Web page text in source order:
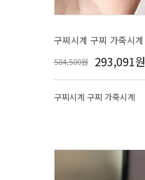
구찌시계 구찌 가죽시계
584,500원 293,091원
구찌시계 구찌 가죽시계